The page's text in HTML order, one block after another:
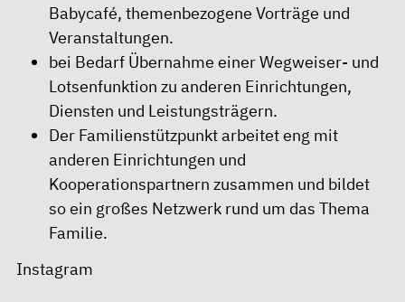
Babycafé, themenbezogene Vorträge und
Veranstaltungen.
bei Bedarf Übernahme einer Wegweiser- und
Lotsenfunktion zu anderen Einrichtungen,
Diensten und Leistungsträgern.
Der Familienstützpunkt arbeitet eng mit
anderen Einrichtungen und
Kooperationspartnern zusammen und bildet
so ein großes Netzwerk rund um das Thema
Familie.
Instagram